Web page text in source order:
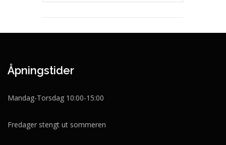
Åpningstider
Mandag-Torsdag 10:00-15:00
Fredager stengt ut sommeren